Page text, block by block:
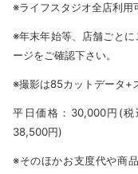
※ライフスタジオ全店利用
※年末年始等、店舗ごと
ージをご確認下さい。
※撮影は85カットデータ+
平日価格：30,000円(
38,500円)
※そのほかお支度代や商